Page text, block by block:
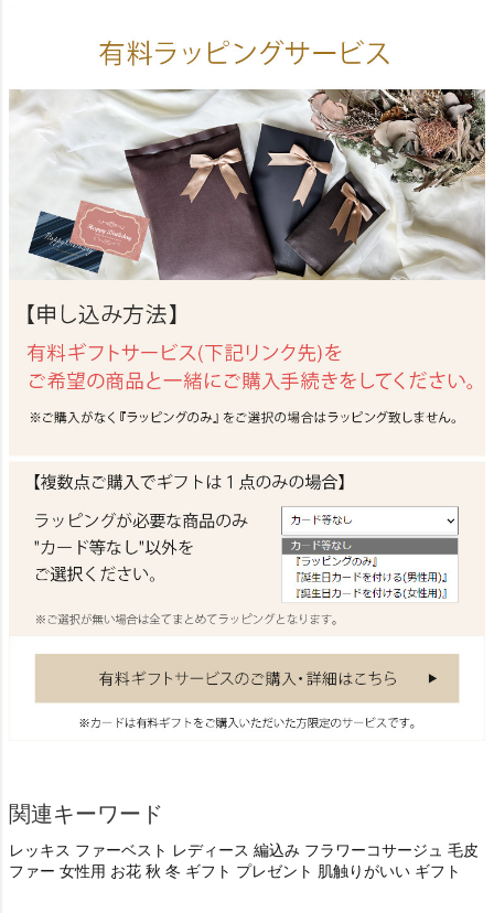
関連キーワード
レッキス ファーベスト レディース 編込み フラワーコサージュ 毛皮
ファー 女性用 お花 秋 冬 ギフト プレゼント 肌触りがいい ギフト